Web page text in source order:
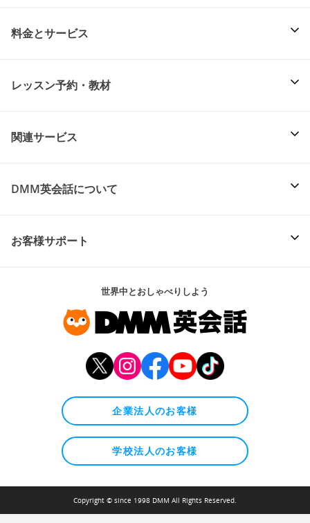
料金とサービス
レッスン予約・教材
関連サービス
DMM英会話について
お客様サポート
世界中とおしゃべりしよう
企業法人のお客様
学校法人のお客様
Copyright © since 1998 DMM All Rights Reserved.